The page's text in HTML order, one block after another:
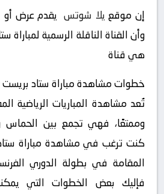
إن موقع يلا شوتسيقدم عرض أو
هي قناة
خطوات مشاهدة مباراة ستاد بريست 29 و نانت
تُعد مشاهدة المباريات الرياضية
وممتعًا، فهي تجمع بين الحماس
المقامة في بطولة الدوري
فإليك بعض الخطوات التي يمكنك